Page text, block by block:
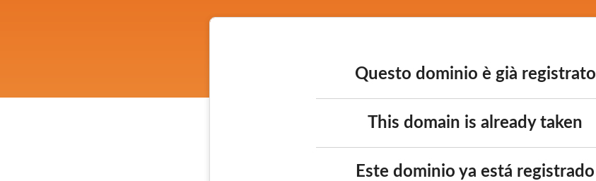
Questo dominio è già registrato
This domain is already taken
Este dominio ya está registrado